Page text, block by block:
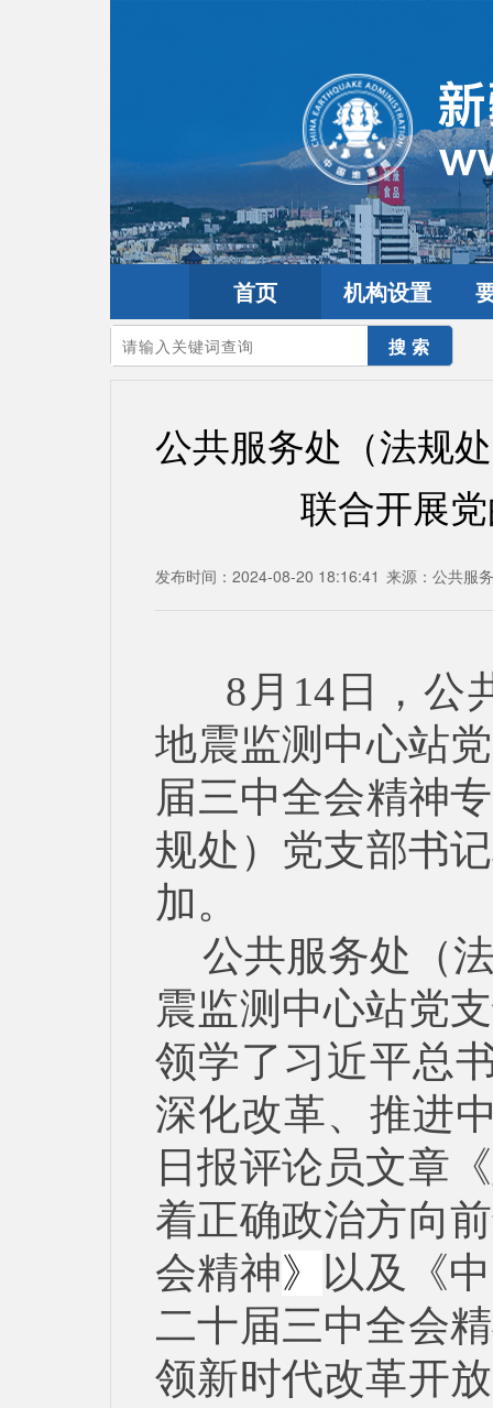
首页 机构设置
您的当前位置：首页>党建园地
公共服务处（法规
联合开展
发布时间：2024-08-20 18:16:41 来源：公共服
8 月 14日，公
地震监测中心站
届三中全会精神
规处）党支部书
加。
公共服务处（
震监测中心站党
领学了习近平总
深化改革、推进
日报评论员文章
着正确政治方向
会精神》
以及《
二十届三中全会
领新时代改革开